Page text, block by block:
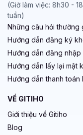
(Giờ làm việc: 8h30 -
tuần)
Những câu hỏi thường
Hướng dẫn đăng ký
Hướng dẫn đăng nhập
Hướng dẫn lấy lại mật
Hướng dẫn thanh
VỀ GITIHO
Giới thiệu về Gitiho
Blog